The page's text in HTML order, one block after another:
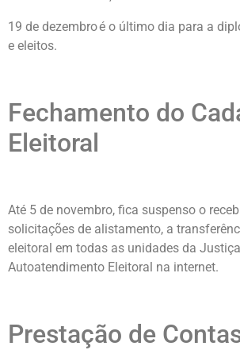
19 de dezembro é o último dia para a
e eleitos.
Fechamento do
Eleitoral
Até 5 de novembro, fica suspenso o
solicitações de alistamento, a
eleitoral em todas as unidades da
Autoatendimento Eleitoral na internet.
Prestação de